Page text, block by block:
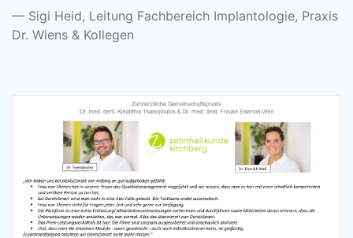
Sigi Heid, Leitung Fachbereich Implantologie, Praxis
Dr. Wiens & Kollegen